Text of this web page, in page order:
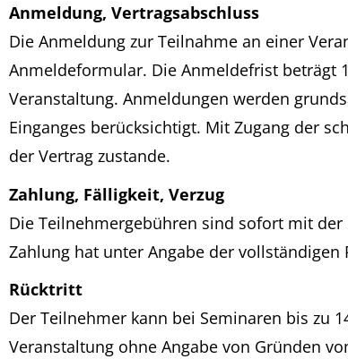
Anmeldung, Vertragsabschluss
Die Anmeldung zur Teilnahme an einer
Anmeldeformular. Die Anmeldefrist beträgt
Veranstaltung. Anmeldungen werden
Einganges berücksichtigt. Mit Zugang der
der Vertrag zustande.
Zahlung, Fälligkeit, Verzug
Die Teilnehmergebühren sind sofort mit
Zahlung hat unter Angabe der
Rücktritt
Der Teilnehmer kann bei Seminaren bis zu
Veranstaltung ohne Angabe von Gründen